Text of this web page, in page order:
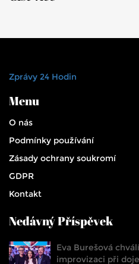
Zprávy 24 Hodin
Menu
O nás
Podmínky používání
Zásady ochrany soukromí
GDPR
Kontakt
Nedávný Příspěvek
Eva Burešová
improvizaci při